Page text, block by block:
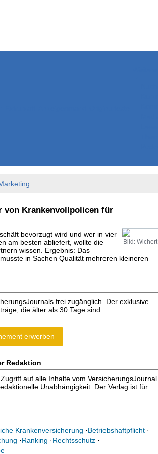
von Krankenvollpolicen für
Bild: Wichert
bevorzugt wird und wer in vier
am besten abliefert, wollte die
wissen. Ergebnis: Das
in Sachen Qualität mehreren kleineren
frei zugänglich. Der exklusive
die älter als 30 Tage sind.
erwerben
Redaktion
auf alle Inhalte vom VersicherungsJournal.
Unabhängigkeit. Der Verlag ist für
Krankenversicherung ·Betriebshaftpflicht·
·Ranking ·Rechtsschutz·